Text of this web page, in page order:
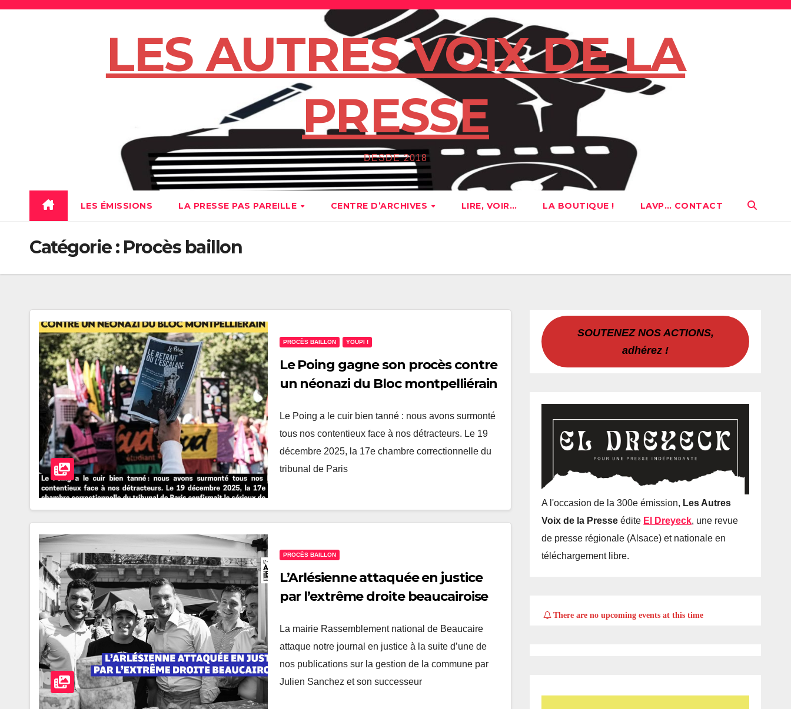
Skip
LES AUTRES VOIX DE LA
PRESSE
DESDE 2018
LES ÉMISSIONS LA PRESSE PAS PAREILLE CENTRE D’ARCHIVES LIRE, VOIR… LA BOUTIQUE ! LAVP… CONTACT
Catégorie : Procès baillon
PROCÈS BAILLON YOUPI !
Le Poing gagne son procès contre
un néonazi du Bloc montpelliérain
Le Poing a le cuir bien tanné : nous avons surmonté
tous nos contentieux face à nos détracteurs. Le 19
décembre 2025, la 17e chambre correctionnelle du
tribunal de Paris
PROCÈS BAILLON
L’Arlésienne attaquée en justice
par l’extrême droite beaucairoise
La mairie Rassemblement national de Beaucaire
attaque notre journal en justice à la suite d’une de
nos publications sur la gestion de la commune par
Julien Sanchez et son successeur
SOUTENEZ NOS ACTIONS,
adhérez !
A l'occasion de la 300e émission, Les Autres
Voix de la Presse édite El Dreyeck, une revue
de presse régionale (Alsace) et nationale en
téléchargement libre.
There are no upcoming events at this time